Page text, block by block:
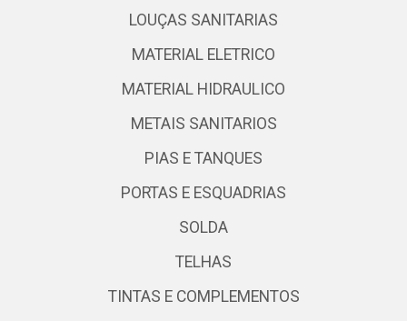
LOUÇAS SANITARIAS
MATERIAL ELETRICO
MATERIAL HIDRAULICO
METAIS SANITARIOS
PIAS E TANQUES
PORTAS E ESQUADRIAS
SOLDA
TELHAS
TINTAS E COMPLEMENTOS